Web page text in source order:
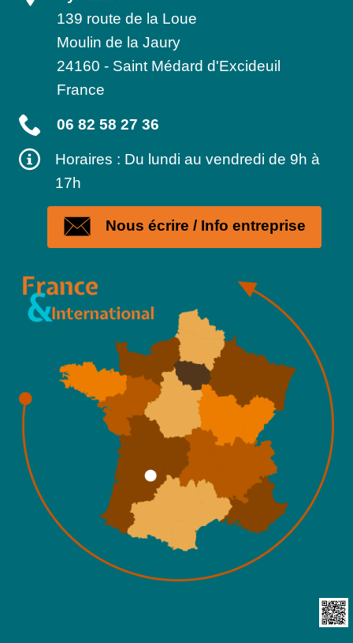
139 route de la Loue
Moulin de la Jaury
24160 - Saint Médard d'Excideuil
France
06 82 58 27 36
Horaires : Du lundi au vendredi de 9h à
17h
Nous écrire / Info entreprise